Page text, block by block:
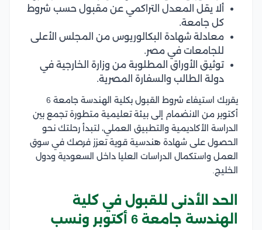
ألا يقل المعدل التراكمي عن مقبول حسب شروط
كل جامعة.
معادلة شهادة البكالوريوس من المجلس الأعلى
للجامعات في مصر.
توثيق الأوراق المطلوبة من وزارة الخارجية في
دولة الطالب والسفارة المصرية.
يقربك استيفاء شروط القبول بكلية الهندسة جامعة 6
أكتوبر من الانضمام إلى بيئة تعليمية متطورة تجمع بين
الدراسة الأكاديمية والتطبيق العملي، لتبدأ رحلتك نحو
الحصول على شهادة هندسية قوية تعزز فرصك في سوق
العمل واستكمال الدراسات العليا داخل السعودية ودول
الخليج.
الحد الأدنى للقبول في كلية
الهندسة جامعة 6 أكتوبر ونسب